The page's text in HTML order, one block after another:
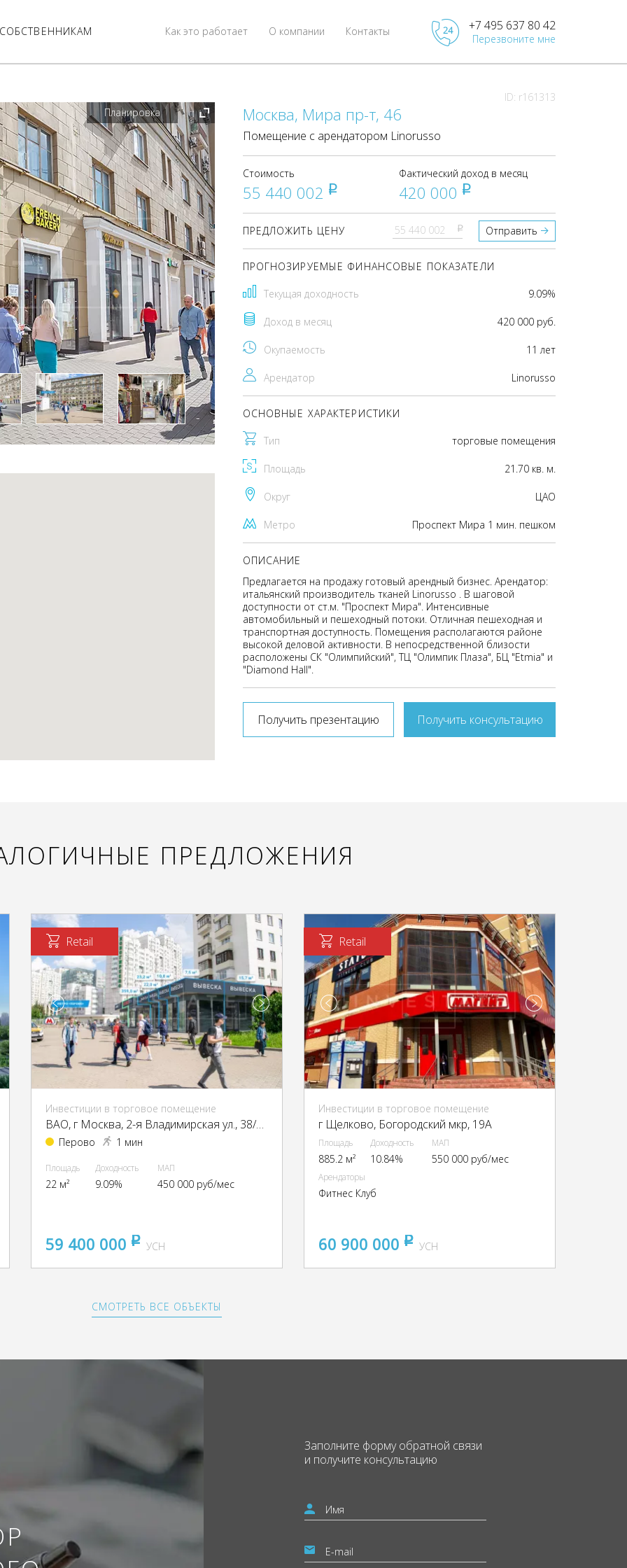
Контакты
О компании
Как это работает +7 495 637 80 42
Перезвоните мне
ID: r161313
Планировка
Москва, Мира пр-т, 46
Помещение с арендатором Linorusso
Стоимость
55 440 002 pуб
Фактический доход в месяц
420 000 pуб
ПРЕДЛОЖИТЬ ЦЕНУ pуб Отправить
ПРОГНОЗИРУЕМЫЕ ФИНАНСОВЫЕ ПОКАЗАТЕЛИ
Текущая доходность 9.09%
Доход в месяц 420 000 руб.
Окупаемость 11 лет
Арендатор Linorusso
ОСНОВНЫЕ ХАРАКТЕРИСТИКИ
Тип торговые помещения
Площадь 21.70 кв. м.
Округ ЦАО
Метро Проспект Мира 1 мин. пешком
ОПИСАНИЕ
Предлагается на продажу готовый арендный бизнес. Арендатор:
итальянский производитель тканей Linorusso . В шаговой
доступности от ст.м. "Проспект Мира". Интенсивные
автомобильный и пешеходный потоки. Отличная пешеходная и
транспортная доступность. Помещения располагаются районе
высокой деловой активности. В непосредственной близости
расположены СК "Олимпийский", ТЦ "Олимпик Плаза", БЦ "Etmia" и
"Diamond Hall".
Получить презентацию Получить консультацию
ПРЕДЛОЖЕНИЯ
Retail
Инвестиции в торговое помещение
ВАО, г Москва, 2-я Владимирская ул., 38/18
Перово 1 мин
Площадь
22 м²
Доходность
9.09%
МАП
450 000 руб/мес
59 400 000 pуб
УСН
Retail
Инвестиции в торговое помещение
г Щелково, Богородский мкр, 19А
Площадь
885.2 м²
Доходность
10.84%
МАП
550 000 руб/мес
Арендаторы
Фитнес Клуб
60 900 000 pуб
УСН
СМОТРЕТЬ ВСЕ ОБЪЕКТЫ
Заполните формуобратной связи
и получите консультацию